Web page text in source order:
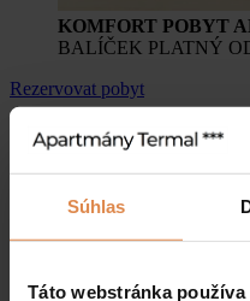
Súhlas
Táto webstránka
KOMFORT POBYT
BALÍČEK PLATNÝ
Rezervovat pobyt
VARIANTY: